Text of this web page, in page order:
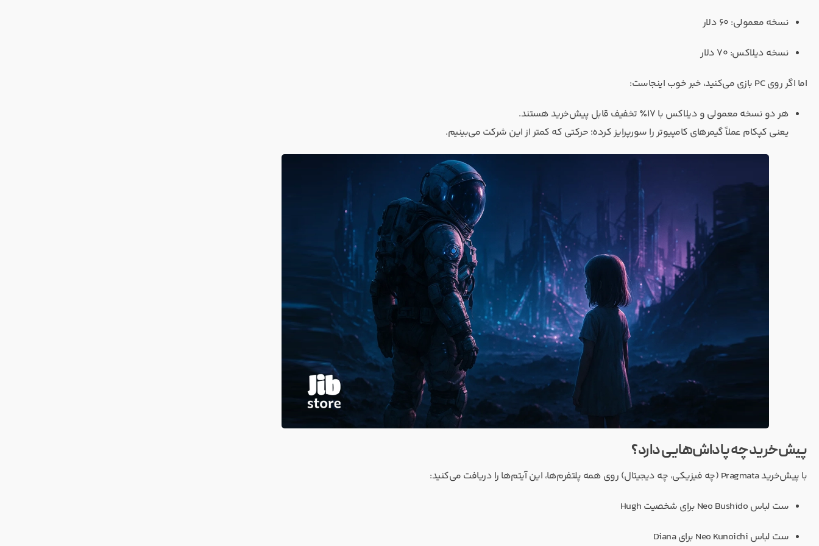
نسخه معمولی: ۶۰ دلار
نسخه دیلاکس: ۷۰ دلار
اما اگر روی PC بازی می‌کنید، خبر خوب اینجاست:
هر دو نسخه معمولی و دیلاکس با ۱۷٪ تخفیف قابل پیش‌خرید هستند.
یعنی کپکام عملاً گیمرهای کامپیوتر را سورپرایز کرده؛ حرکتی که کمتر از این شرکت می‌بینیم.
پیش‌خرید چه پاداش‌هایی دارد؟
با پیش‌خرید Pragmata (چه فیزیکی، چه دیجیتال) روی همه پلتفرم‌ها، این آیتم‌ها را دریافت می‌کنید:
ست لباس Neo Bushido برای شخصیت Hugh
ست لباس Neo Kunoichi برای Diana